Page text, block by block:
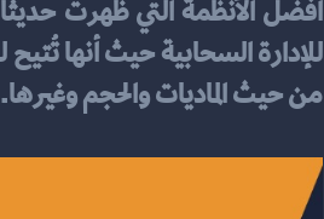
من حيث الماديات والحجم وغيرها.